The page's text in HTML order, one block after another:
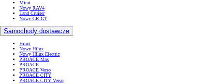
Mirai
Nowy RAV4
Land Cruiser
Nowy GR GT
Samochody dostawcze
Hilux
Nowy Hilux
Nowy Hilux Electric
PROACE Max
PROACE
PROACE Verso
PROACE CITY
PROACE CITY Verso